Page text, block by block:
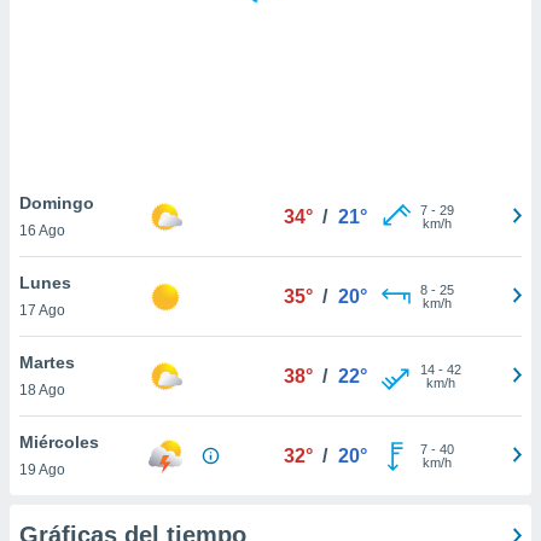
similares
como
sitio
de
traten tus
en
interés
su
Domingo
16 Ago
34° / 21° 7- 29
km/h
Lunes
17 Ago
35° / 20° 8- 25
km/h
Martes
18 Ago
38° / 22° 14- 42
km/h
Miércoles
19 Ago
32° / 20° 7- 40
km/h
Gráficas del tiempo